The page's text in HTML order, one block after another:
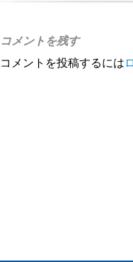
コメントを残す
コメントを投稿するには